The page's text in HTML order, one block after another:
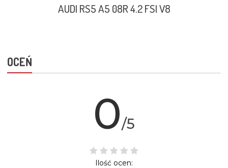
AUDI RS5 A5 08R 4.2 FSI V8
OCEŃ
0/5
Ilość ocen: